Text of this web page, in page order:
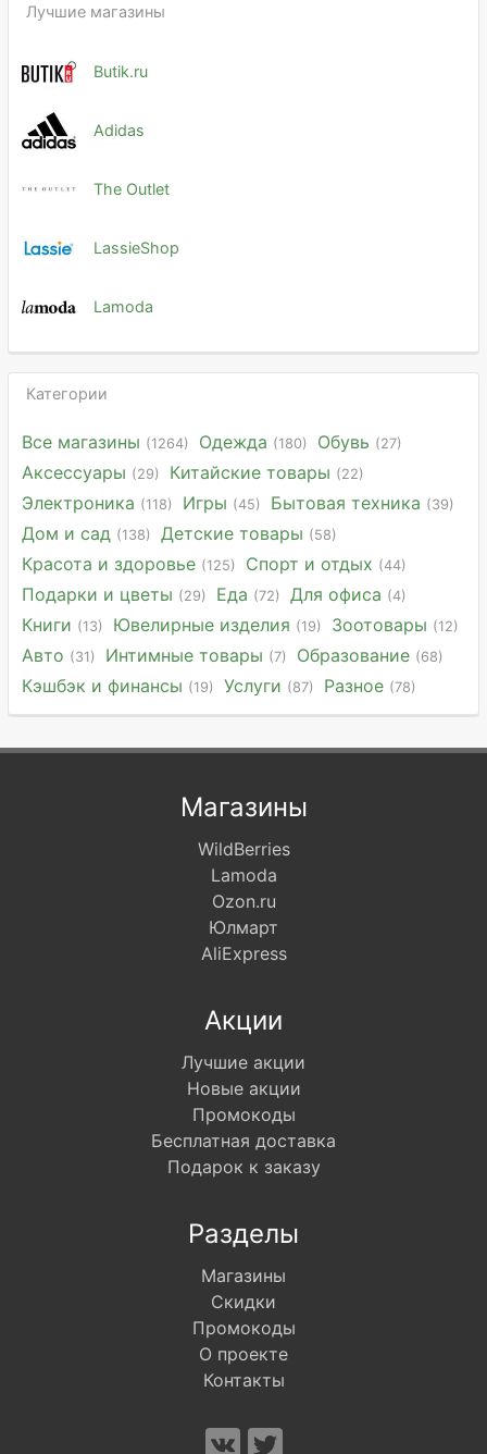
Лучшие магазины
Butik.ru
Adidas
The Outlet
LassieShop
Lamoda
Категории
Все магазины (1264) Одежда (180) Обувь (27)
Аксессуары (29) Китайские товары (22)
Электроника (118) Игры (45) Бытовая техника (39)
Дом и сад (138) Детские товары (58)
Красота и здоровье (125) Спорт и отдых (44)
Подарки и цветы (29) Еда (72) Для офиса (4)
Книги (13) Ювелирные изделия (19) Зоотовары (12)
Авто (31) Интимные товары (7) Образование (68)
Кэшбэк и финансы (19) Услуги (87) Разное (78)
Магазины
WildBerries
Lamoda
Ozon.ru
Юлмарт
AliExpress
Акции
Лучшие акции
Новые акции
Промокоды
Бесплатная доставка
Подарок к заказу
Разделы
Магазины
Скидки
Промокоды
О проекте
Контакты